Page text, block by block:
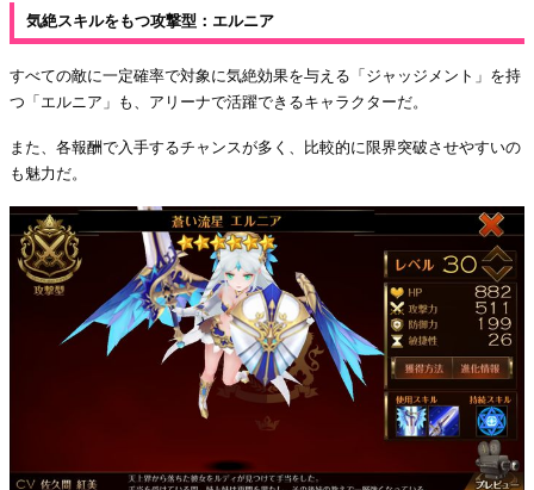
気絶スキルをもつ攻撃型：エルニア
すべての敵に一定確率で対象に気絶効果を与える「ジャッジメント」を持
つ「エルニア」も、アリーナで活躍できるキャラクターだ。
また、各報酬で入手するチャンスが多く、比較的に限界突破させやすいの
も魅力だ。